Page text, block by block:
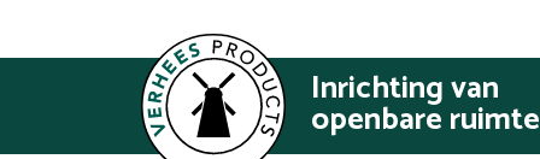
Inrichting van
openbare ruimte